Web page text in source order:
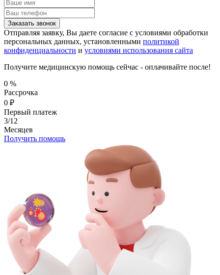
Заказать звонок
Отправляя заявку, Вы даете согласие с условиями обработки
персональных данных, установленными политикой
конфиденциальности и условиями использования сайта
Получите медицинскую помощь сейчас - оплачивайте после!
0 %
Рассрочка
0 ₽
Первый платеж
3/12
Месяцев
Получить помощь